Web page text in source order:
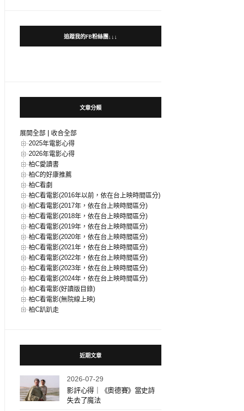
追蹤我的FB粉絲團↓↓↓
文章分類
展開全部
收合全部
2025年電影心得
2026年電影心得
柏C愛讀書
柏C的好康推薦
柏C看劇
柏C看電影(2016年以前，依在台上映時間區分)
柏C看電影(2017年，依在台上映時間區分)
柏C看電影(2018年，依在台上映時間區分)
柏C看電影(2019年，依在台上映時間區分)
柏C看電影(2020年，依在台上映時間區分)
柏C看電影(2021年，依在台上映時間區分)
柏C看電影(2022年，依在台上映時間區分)
柏C看電影(2023年，依在台上映時間區分)
柏C看電影(2024年，依在台上映時間區分)
柏C看電影(好讀版目錄)
柏C看電影(無院線上映)
柏C趴趴走
近期文章
2026-07-29
影評心得｜《奧德賽》當史詩
失去了魔法